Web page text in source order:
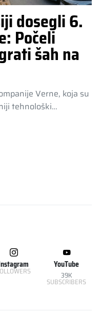
dosegli 6.
Počeli
šah na
Verne, koja su
tehnološki…
YouTube
39K
SUBSCRIBERS